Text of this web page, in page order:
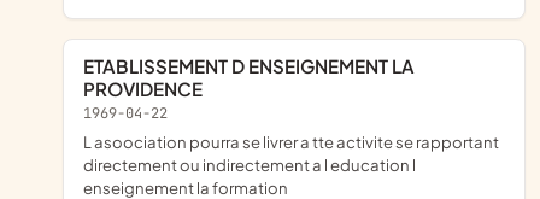
ETABLISSEMENT D ENSEIGNEMENT LA
PROVIDENCE
1969-04-22
l asoociation pourra se livrer a tte activite se rapportant
directement ou indirectement a l education l
enseignement la formation